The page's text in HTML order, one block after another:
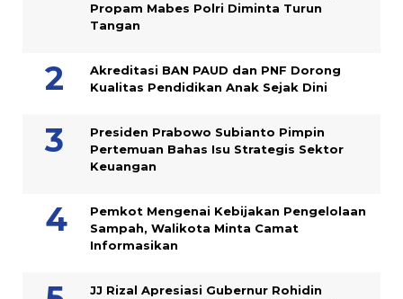
Propam Mabes Polri Diminta Turun
Tangan
Akreditasi BAN PAUD dan PNF Dorong
Kualitas Pendidikan Anak Sejak Dini
Presiden Prabowo Subianto Pimpin
Pertemuan Bahas Isu Strategis Sektor
Keuangan
Pemkot Mengenai Kebijakan Pengelolaan
Sampah, Walikota Minta Camat
Informasikan
JJ Rizal Apresiasi Gubernur Rohidin